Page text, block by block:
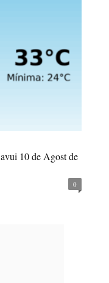
10 de Agost de
0